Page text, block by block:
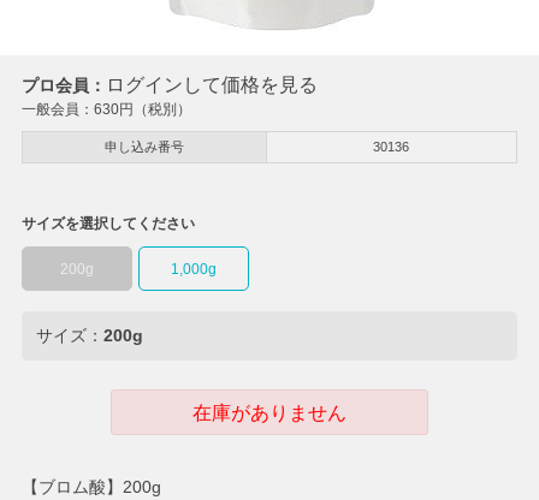
プロ会員： ログインして価格を見る
一般会員： 630円（税別）
申し込み番号 30136
【ブロム酸】200g
サイズを選択してください
200g 1,000g
サイズ： 200g
在庫がありません